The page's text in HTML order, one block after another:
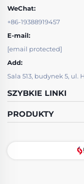
WeChat:
+86-19388919457
E-mail:
[email protected]
Add:
Sala 513, budynek 5,
SZYBKIE LINKI
PRODUKTY